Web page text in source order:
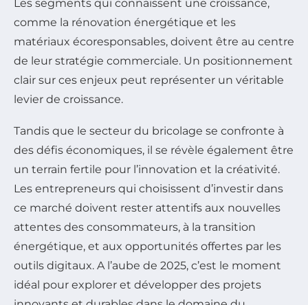
Les segments qui connaissent une croissance,
comme la rénovation énergétique et les
matériaux écoresponsables, doivent être au centre
de leur stratégie commerciale. Un positionnement
clair sur ces enjeux peut représenter un véritable
levier de croissance.
Tandis que le secteur du bricolage se confronte à
des défis économiques, il se révèle également être
un terrain fertile pour l’innovation et la créativité.
Les entrepreneurs qui choisissent d’investir dans
ce marché doivent rester attentifs aux nouvelles
attentes des consommateurs, à la transition
énergétique, et aux opportunités offertes par les
outils digitaux. A l’aube de 2025, c’est le moment
idéal pour explorer et développer des projets